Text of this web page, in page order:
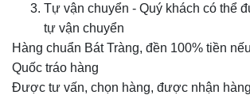
Tự vận chuyển - Quý khách có thể
tự vận chuyển
Hàng chuẩn Bát Tràng, đền 100% tiền
Quốc tráo hàng
Được tư vấn, chọn hàng, được nhận